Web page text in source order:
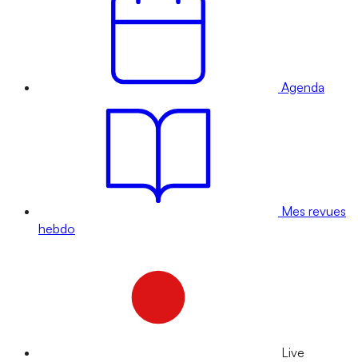
Agenda
Mes revues
hebdo
Live